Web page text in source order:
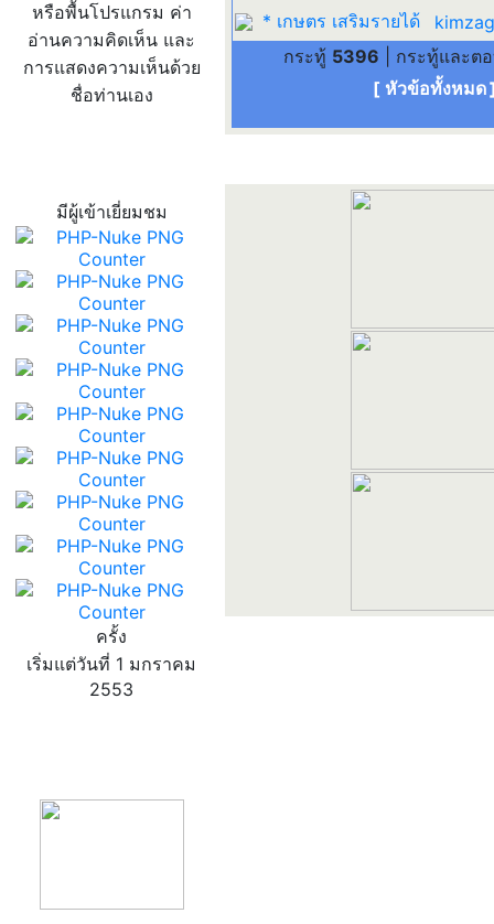
หรือพื้นโปรแกรม ค่า
อ่านความคิดเห็น และ
การแสดงความเห็นด้วย
ชื่อท่านเอง
มีผู้เข้าเยี่ยมชม
ครั้ง
เริ่มแต่วันที่ 1 มกราคม
2553
* เกษตร เสริมรายได้
กระทู้ 5396 | กระทู้และต
[ หัวข้อทั้งหมด